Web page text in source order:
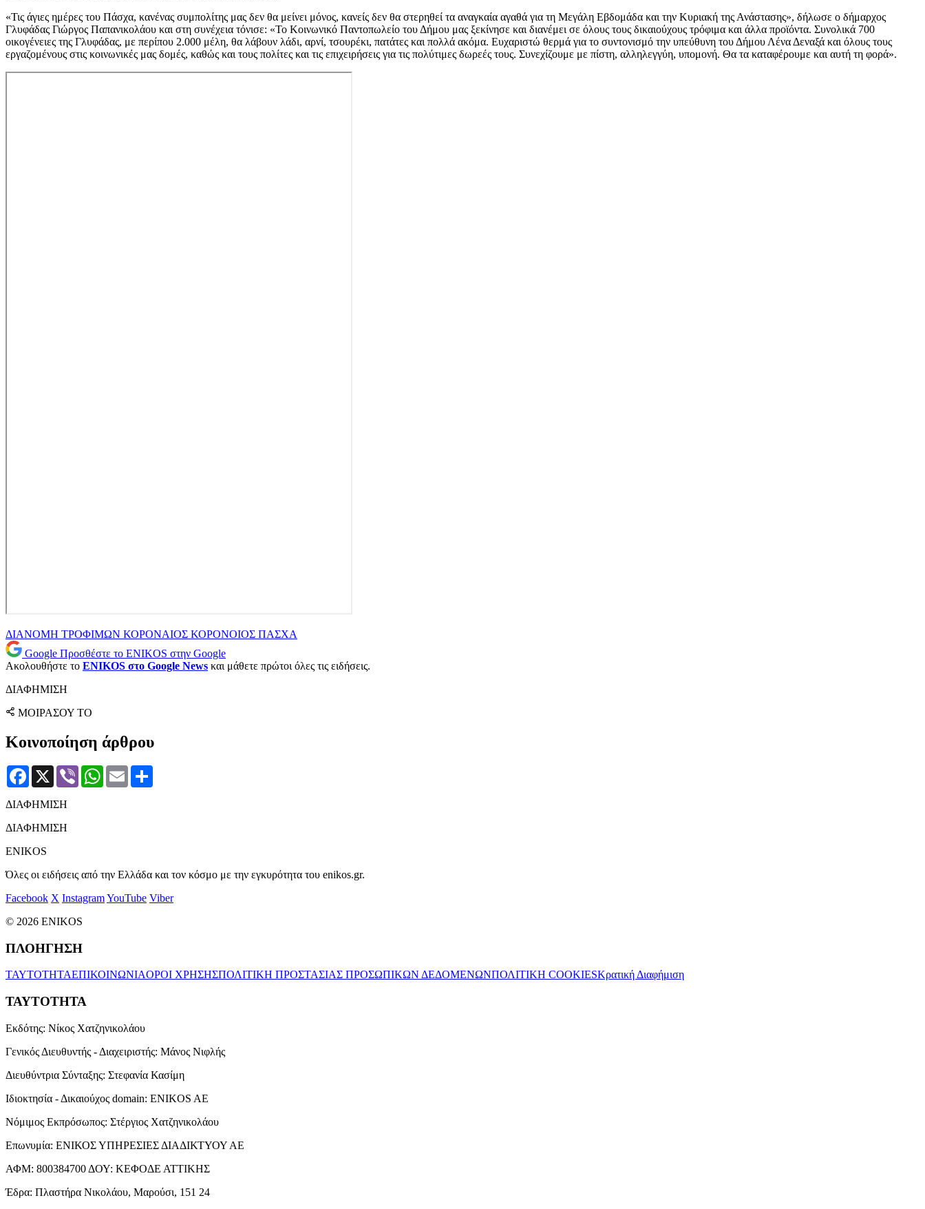
«Τις άγιες ημέρες του Πάσχα, κανένας συμπολίτης μας δεν θα μείνει μόνος, κανείς δεν θα στερηθεί τα αναγκαία αγαθά για τη Μεγάλη Εβδομάδα και την Κυριακή της Ανάστασης», δήλωσε ο δήμαρχος
Γλυφάδας Γιώργος Παπανικολάου και στη συνέχεια τόνισε: «Το Κοινωνικό Παντοπωλείο του Δήμου μας ξεκίνησε και διανέμει σε όλους τους δικαιούχους τρόφιμα και άλλα προϊόντα. Συνολικά 700
οικογένειες της Γλυφάδας, με περίπου 2.000 μέλη, θα λάβουν λάδι, αρνί, τσουρέκι, πατάτες και πολλά ακόμα. Ευχαριστώ θερμά για το συντονισμό την υπεύθυνη του Δήμου Λένα Δεναξά και όλους τους
εργαζομένους στις κοινωνικές μας δομές, καθώς και τους πολίτες και τις επιχειρήσεις για τις πολύτιμες δωρεές τους. Συνεχίζουμε με πίστη, αλληλεγγύη, υπομονή. Θα τα καταφέρουμε και αυτή τη φορά».
ΔΙΑΝΟΜΗ ΤΡΟΦΙΜΩΝ ΚΟΡΟΝΑΙΟΣ ΚΟΡΟΝΟΙΟΣ ΠΑΣΧΑ
Google Προσθέστε το ENIKOS στην Google
Ακολουθήστε το ENIKOS στο Google News και μάθετε πρώτοι όλες τις ειδήσεις.
ΔΙΑΦΗΜΙΣΗ
ΜΟΙΡΑΣΟΥ ΤΟ
Κοινοποίηση άρθρου
Facebook
X Viber WhatsApp
Email
ΔΙΑΦΗΜΙΣΗ
ΔΙΑΦΗΜΙΣΗ
ENIKOS
Όλες οι ειδήσεις από την Ελλάδα και τον κόσμο με την εγκυρότητα του enikos.gr.
Facebook X InstagramYouTube Viber
© 2026 ENIKOS
ΠΛΟΗΓΗΣΗ
ΤΑΥΤΟΤΗΤΑΕΠΙΚΟΙΝΩΝΙΑΟΡΟΙ ΧΡΗΣΗΣΠΟΛΙΤΙΚΗ ΠΡΟΣΤΑΣΙΑΣ ΠΡΟΣΩΠΙΚΩΝ ΔΕΔΟΜΕΝΩΝΠΟΛΙΤΙΚΗ COOKIESΚρατική Διαφήμιση
ΤΑΥΤΟΤΗΤΑ
Εκδότης: Νίκος Χατζηνικολάου
Γενικός Διευθυντής - Διαχειριστής: Μάνος Νιφλής
Διευθύντρια Σύνταξης: Στεφανία Κασίμη
Ιδιοκτησία - Δικαιούχος domain: ENIKOS AE
Νόμιμος Εκπρόσωπος: Στέργιος Χατζηνικολάου
Επωνυμία: ΕΝΙΚΟΣ ΥΠΗΡΕΣΙΕΣ ΔΙΑΔΙΚΤΥΟΥ ΑΕ
ΑΦΜ: 800384700 ΔΟΥ: ΚΕΦΟΔΕ ΑΤΤΙΚΗΣ
Έδρα: Πλαστήρα Νικολάου, Μαρούσι, 151 24